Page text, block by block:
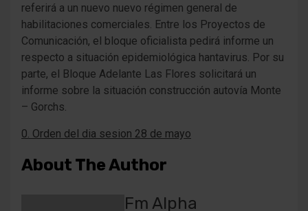
referirá a un nuevo nuevo régimen general de
habilitaciones comerciales. Entre los Proyectos de
Comunicación, el bloque oficialista pedirá informe un
respecto a situación epidemiológica hantavirus. Por su
parte, el Bloque Adelante Las Flores solicitará un
informe sobre la situación construcción autovía Monte
– Gorchs.
0. Orden del dia sesion 28 de mayo
About The Author
Fm Alpha